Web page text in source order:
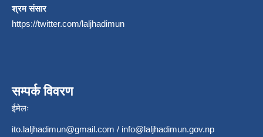
श्रम संसार
https://twitter.com/laljhadimun
सम्पर्क विवरण
ईमेलः
ito.laljhadimun@gmail.com / info@laljhadimun.gov.np